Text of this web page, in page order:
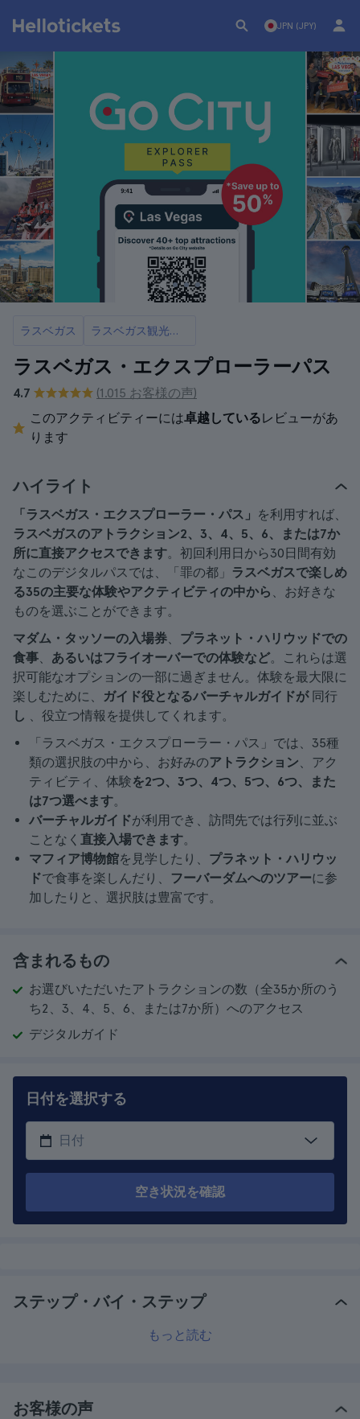
JPN (JPY)
ラスベガス ラスベガス観光カード
ラスベガス・エクスプローラーパス
4.7
(1.015 お客様の声)
このアクティビティーには卓越しているレビューがあ
ります
ハイライト
「ラスベガス・エクスプローラー・パス」 を利用すれば、
ラスベガスのアトラクション2、3、4、5、6、または7か
所に直接アクセスできます。初回利用日から30日間有効
なこのデジタルパスでは、「罪の都」 ラスベガスで楽しめ
る35の主要な体験やアクティビティの中から 、お好きな
ものを選ぶことができます。
マダム・タッソーの入場券、 プラネット・ハリウッドでの
食事、 あるいはフライオーバーでの体験など。これらは選
択可能なオプションの一部に過ぎません。体験を最大限に
楽しむために、
ガイド役となるバーチャルガイドが 同行
し 、役立つ情報を提供してくれます。
「ラスベガス・エクスプローラー・パス」では、35種
類の選択肢の中から、お好みのアトラクション、アク
ティビティ、体験を2つ、3つ、4つ、5つ、6つ、また
は7つ選べます。
バーチャルガイドが利用でき、訪問先では行列に並ぶ
ことなく 直接入場できます。
マフィア博物館を見学したり、 プラネット・ハリウッ
ドで食事を楽しんだり、 フーバーダムへのツアーに参
加したりと、選択肢は豊富です。
含まれるもの
お選びいただいたアトラクションの数（全35か所のう
ち2、3、4、5、6、または7か所）へのアクセス
デジタルガイド
日付を選択する
空き状況を確認
ステップ・バイ・ステップ
もっと読む
お客様の声